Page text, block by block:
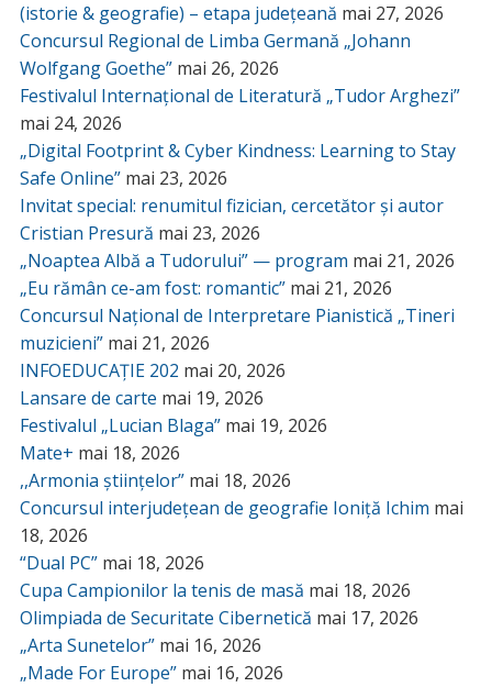
(istorie & geografie) – etapa județeană mai 27, 2026
Concursul Regional de Limba Germană „Johann
Wolfgang Goethe” mai 26, 2026
Festivalul Internațional de Literatură „Tudor Arghezi”
mai 24, 2026
„Digital Footprint & Cyber Kindness: Learning to Stay
Safe Online” mai 23, 2026
Invitat special: renumitul fizician, cercetător și autor
Cristian Presură mai 23, 2026
„Noaptea Albă a Tudorului” — program mai 21, 2026
„Eu rămân ce-am fost: romantic” mai 21, 2026
Concursul Național de Interpretare Pianistică „Tineri
muzicieni” mai 21, 2026
INFOEDUCAȚIE 202 mai 20, 2026
Lansare de carte mai 19, 2026
Festivalul „Lucian Blaga” mai 19, 2026
Mate+ mai 18, 2026
,,Armonia științelor” mai 18, 2026
Concursul interjudețean de geografie Ioniță Ichim mai
18, 2026
“Dual PC” mai 18, 2026
Cupa Campionilor la tenis de masă mai 18, 2026
Olimpiada de Securitate Cibernetică mai 17, 2026
„Arta Sunetelor” mai 16, 2026
„Made For Europe” mai 16, 2026